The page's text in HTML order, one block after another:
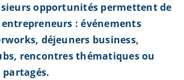
opportunités permettent de
: événements
déjeuners business,
rencontres thématiques ou